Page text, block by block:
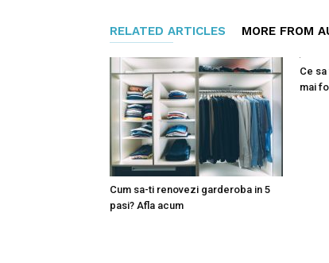
RELATED ARTICLES MORE FROM
Cum sa-ti renovezi garderoba in 5
pasi? Afla acum
Ce
mai